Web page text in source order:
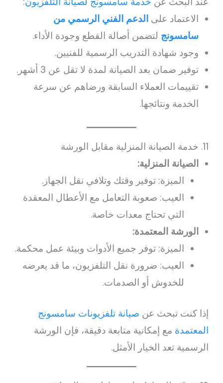
الاعتماد علىالدعم الفني الرسمي من
سامسونج لتضمن أصالة القطع وجودة الأداء.
وجود شهادة التدريب الرسمية للفنيين.
توفير ضمان بعد الصيانة لمدة لا تقل عن 3 أشهر.
تقييمات العملاء السابقة ورضاهم عن سرعة
الخدمة ونتائجها.
11. خدمة الصيانة المنزلية مقابل الورشة
الصيانة المنزلية:
الميزة: توفير وقتك وتلافي نقل الجهاز.
العيب: صعوبة التعامل مع الأعطال المعقدة
التي تحتاج معدات خاصة.
الورشة المعتمدة:
الميزة: توفر جميع الأدوات وبيئة عمل محكمة.
العيب: ضرورة نقل التلفزيون، ما قد يعرضه
للخدوش أو الصدمات.
إذا كنت تبحث عن صيانة تلفزيونات سامسونج
المعتمدة مع إمكانية متابعة دقيقة، فإن الورشة
الرسمية تعد الخيار الأمثل.